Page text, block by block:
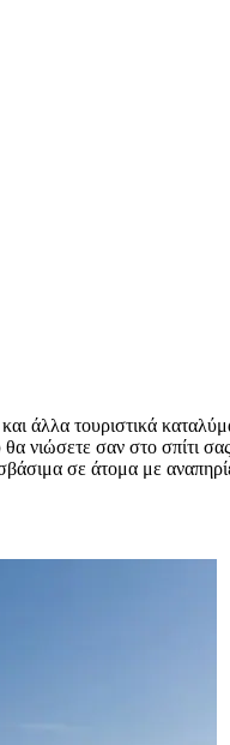
άλλα τουριστικά
θα νιώσετε σαν στο σπίτι
σε άτομα με